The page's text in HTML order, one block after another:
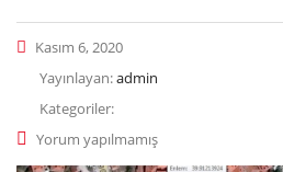
Kasım 6, 2020
Yayınlayan:admin
Kategoriler:
Yorum yapılmamış